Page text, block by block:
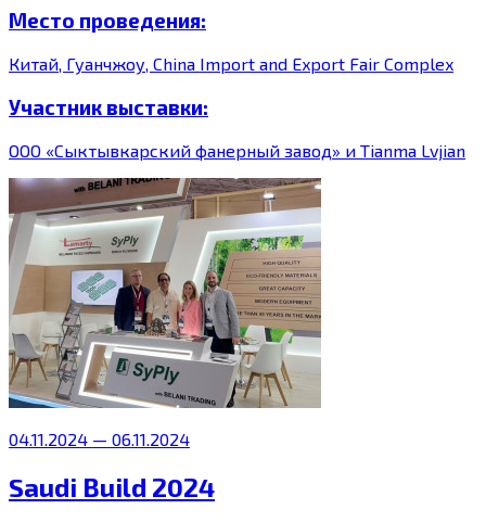
Место проведения:
Китай, Гуанчжоу, China Import and Export Fair Complex
Участник выставки:
ООО «Сыктывкарский фанерный завод» и Tianma Lvjian
04.11.2024 — 06.11.2024
Saudi Build 2024